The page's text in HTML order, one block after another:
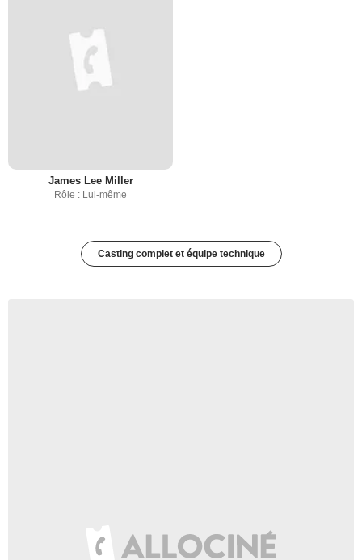
James Lee Miller
Rôle : Lui-même
Casting complet et équipe technique